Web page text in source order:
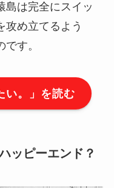
島は完全にスイッ
攻め立てるよう
す。
。 」を読む
ッピーエンド？